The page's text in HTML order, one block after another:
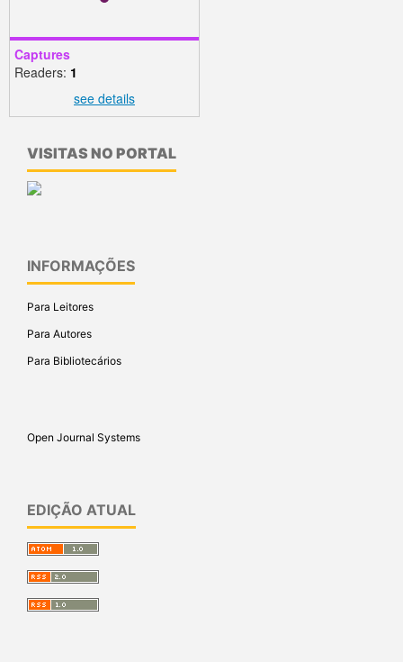
Captures
Readers: 1
see details
VISITAS NO PORTAL
INFORMAÇÕES
Para Leitores
Para Autores
Para Bibliotecários
Open Journal Systems
EDIÇÃO ATUAL